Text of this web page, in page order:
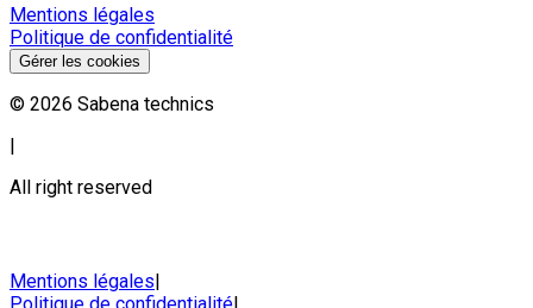
Mentions légales
Politique de confidentialité
Gérer les cookies
© 2026 Sabena technics
|
All right reserved
Mentions légales|
Politique de confidentialité|